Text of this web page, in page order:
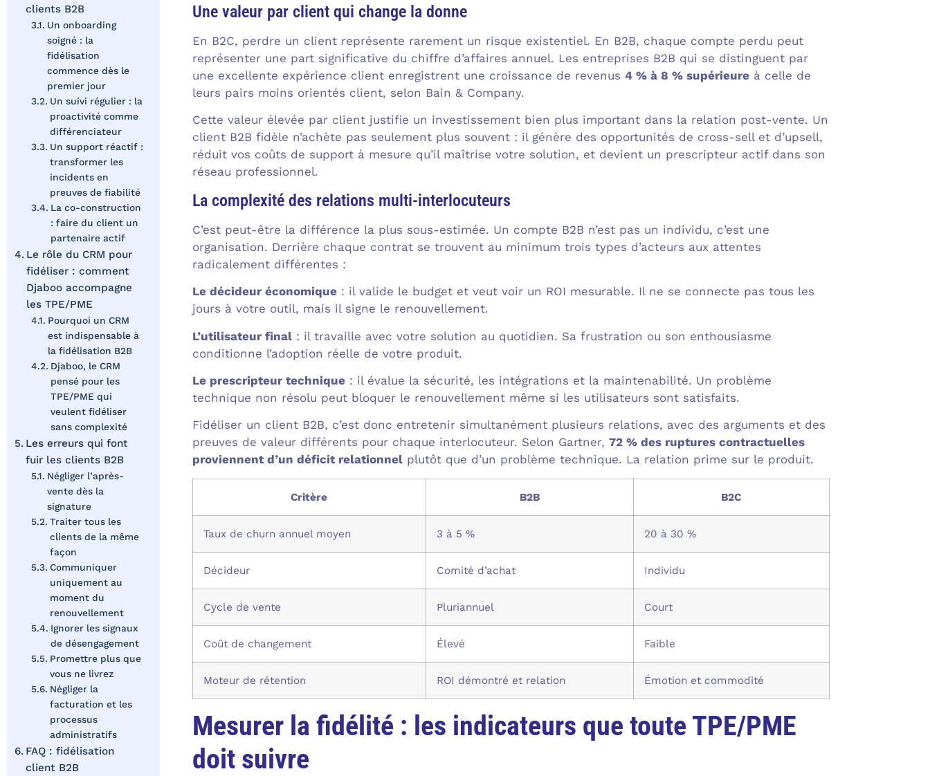
Une valeur par client qui change la donne
En B2C, perdre un client représente rarement un risque existentiel. En B2B, chaque compte perdu peut
représenter une part significative du chiffre d’affaires annuel. Les entreprises B2B qui se distinguent par
une excellente expérience client enregistrent une croissance de revenus 4 % à 8 % supérieureà celle de
leurs pairs moins orientés client, selon Bain & Company.
Cette valeur élevée par client justifie un investissement bien plus important dans la relation post-vente. Un
client B2B fidèle n’achète pas seulement plus souvent : il génère des opportunités de cross-sell et d’upsell,
réduit vos coûts de support à mesure qu’il maîtrise votre solution, et devient un prescripteur actif dans son
réseau professionnel.
La complexité des relations multi-interlocuteurs
C’est peut-être la différence la plus sous-estimée. Un compte B2B n’est pas un individu, c’est une
organisation. Derrière chaque contrat se trouvent au minimum trois types d’acteurs aux attentes
radicalement différentes :
Le décideur économique: il valide le budget et veut voir un ROI mesurable. Il ne se connecte pas tous les
jours à votre outil, mais il signe le renouvellement.
L’utilisateur final: il travaille avec votre solution au quotidien. Sa frustration ou son enthousiasme
conditionne l’adoption réelle de votre produit.
Le prescripteur technique: il évalue la sécurité, les intégrations et la maintenabilité. Un problème
technique non résolu peut bloquer le renouvellement même si les utilisateurs sont satisfaits.
Fidéliser un client B2B, c’est donc entretenir simultanément plusieurs relations, avec des arguments et des
preuves de valeur différents pour chaque interlocuteur. Selon Gartner, 72 % des ruptures contractuelles
proviennent d’un déficit relationnelplutôt que d’un problème technique. La relation prime sur le produit.
Critère B2B B2C
Taux de churn annuel moyen 3 à 5 % 20 à 30 %
Décideur Comité d’achat Individu
Cycle de vente Pluriannuel Court
Coût de changement Élevé Faible
Moteur de rétention ROI démontré et relation Émotion et commodité
Mesurer la fidélité : les indicateurs que toute TPE/PME
doit suivre
clients B2B
Un onboarding
soigné : la
fidélisation
commence dès le
premier jour
Un suivi régulier : la
proactivité comme
différenciateur
Un support réactif :
transformer les
incidents en
preuves de fiabilité
La co-construction
: faire du client un
partenaire actif
Le rôle du CRM pour
fidéliser : comment
Djaboo accompagne
les TPE/PME
Pourquoi un CRM
est indispensable à
la fidélisation B2B
Djaboo, le CRM
pensé pour les
TPE/PME qui
veulent fidéliser
sans complexité
Les erreurs qui font
fuir les clients B2B
Négliger l’après-
vente dès la
signature
Traiter tous les
clients de la même
façon
Communiquer
uniquement au
moment du
renouvellement
Ignorer les signaux
de désengagement
Promettre plus que
vous ne livrez
Négliger la
facturation et les
processus
administratifs
FAQ : fidélisation
client B2B